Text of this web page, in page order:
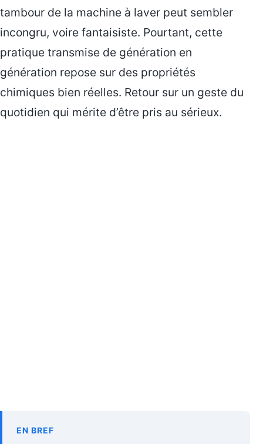
tambour de la machine à laver peut sembler
incongru, voire fantaisiste. Pourtant, cette
pratique transmise de génération en
génération repose sur des propriétés
chimiques bien réelles. Retour sur un geste du
quotidien qui mérite d’être pris au sérieux.
EN BREF